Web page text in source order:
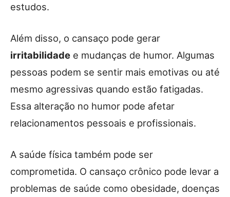
estudos.
Além disso, o cansaço pode gerar
irritabilidade e mudanças de humor. Algumas
pessoas podem se sentir mais emotivas ou até
mesmo agressivas quando estão fatigadas.
Essa alteração no humor pode afetar
relacionamentos pessoais e profissionais.
A saúde física também pode ser
comprometida. O cansaço crônico pode levar a
problemas de saúde como obesidade, doenças